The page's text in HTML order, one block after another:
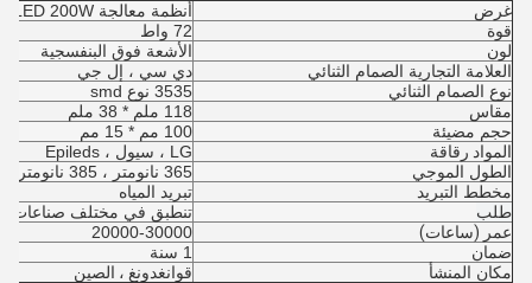
غرض
أنظمة معالجة UV LED 200W
قوة
72 واط
لون
الأشعة فوق البنفسجية
العلامة التجارية الصمام الثنائي
دي سي ، إل جي
نوع الصمام الثنائي
3535 نوع smd
مقاس
118 ملم * 38 ملم
حجم مضيئة
100 مم * 15 مم
المواد رقاقة
LG ، سيول ، Epileds
الطول الموجي
365 نانومتر ، 385 نانومتر ، 395 نانومتر ، 405 نانومتر
مخطط التبريد
تبريد المياه
طلب
تنطبق في مختلف صناعات
عمر (ساعات)
20000-30000
ضمان
1 سنة
مكان المنشأ
قوانغدونغ ، الصين